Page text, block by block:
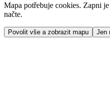
Mapa potřebuje cookies. Zapni
načte.
Povolit vše a zobrazit mapu Jen